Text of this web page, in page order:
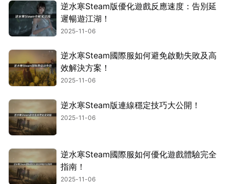
逆水寒Steam版優化遊戲反應速度：告別延
遲暢遊江湖！
2025-11-06
逆水寒Steam國際服如何避免啟動失敗及高
效解決方案！
2025-11-06
逆水寒Steam版連線穩定技巧大公開！
2025-11-06
逆水寒Steam國際服如何優化遊戲體驗完全
指南！
2025-11-06